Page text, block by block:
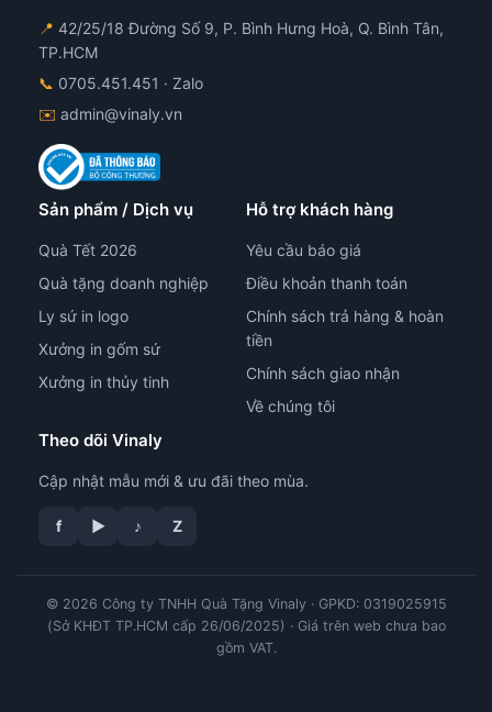
📍 42/25/18 Đường Số 9, P. Bình Hưng Hoà, Q. Bình Tân,
TP.HCM
📞 0705.451.451 · Zalo
✉️ admin@vinaly.vn
Sản phẩm / Dịch vụ
Quà Tết 2026
Quà tặng doanh nghiệp
Ly sứ in logo
Xưởng in gốm sứ
Xưởng in thủy tinh
Hỗ trợ khách hàng
Yêu cầu báo giá
Điều khoản thanh toán
Chính sách trả hàng & hoàn
tiền
Chính sách giao nhận
Về chúng tôi
Theo dõi Vinaly
Cập nhật mẫu mới & ưu đãi theo mùa.
f ▶ ♪ Z
© 2026 Công ty TNHH Quà Tặng Vinaly · GPKD: 0319025915
(Sở KHĐT TP.HCM cấp 26/06/2025) · Giá trên web chưa bao
gồm VAT.